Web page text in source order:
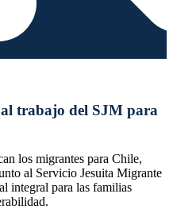
trabajo del SJM para
los migrantes para Chile,
al Servicio Jesuita Migrante
integral para las familias